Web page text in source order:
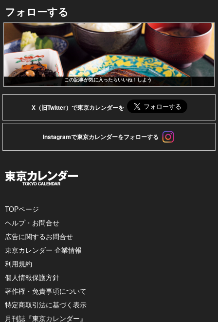
フォローする
この記事が気に入ったらいいね！しよう
X（旧Twitter）で東京カレンダーを
Instagramで東京カレンダーをフォローする
TOPページ
ヘルプ・お問合せ
広告に関するお問合せ
東京カレンダー 企業情報
利用規約
個人情報保護方針
著作権・免責事項について
特定商取引法に基づく表示
月刊誌『東京カレンダー』